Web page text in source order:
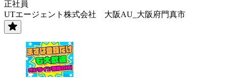
正社員
UTエージェント株式会社 大阪AU_大阪府門真市